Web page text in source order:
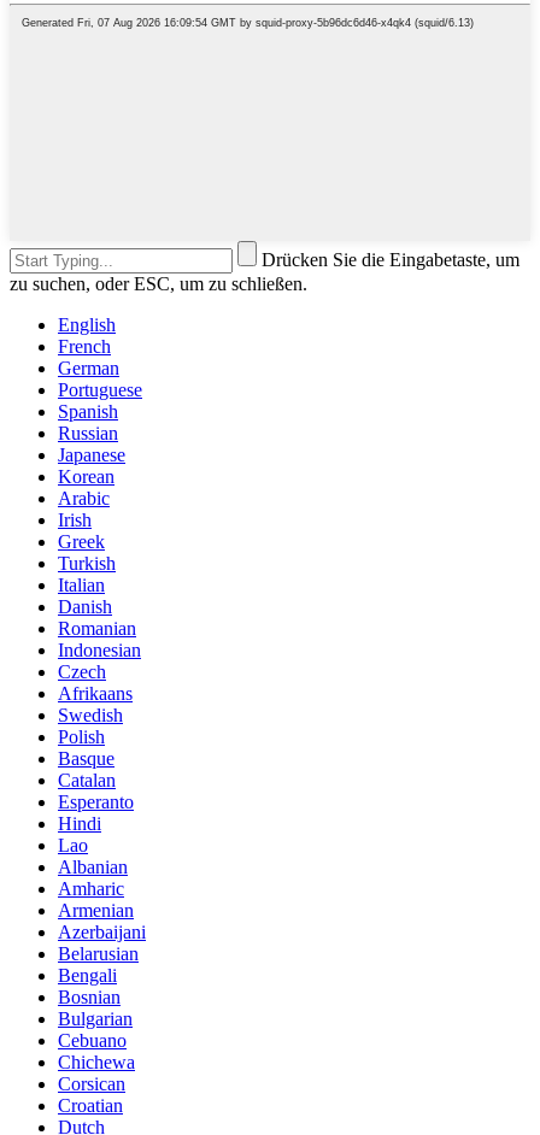
Drücken Sie die Eingabetaste, um
zu suchen, oder ESC, um zu schließen.
English
French
German
Portuguese
Spanish
Russian
Japanese
Korean
Arabic
Irish
Greek
Turkish
Italian
Danish
Romanian
Indonesian
Czech
Afrikaans
Swedish
Polish
Basque
Catalan
Esperanto
Hindi
Lao
Albanian
Amharic
Armenian
Azerbaijani
Belarusian
Bengali
Bosnian
Bulgarian
Cebuano
Chichewa
Corsican
Croatian
Dutch